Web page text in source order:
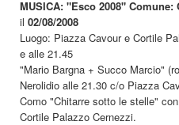
MUSICA: "Esco 2008" Comune:
il 02/08/2008
Luogo: Piazza Cavour e Cortile
e alle 21.45
"Mario Bargna + Succo Marcio"
Nerolidio alle 21.30 c/o Piazza
Como "Chitarre sotto le stelle"
Cortile Palazzo Cernezzi.